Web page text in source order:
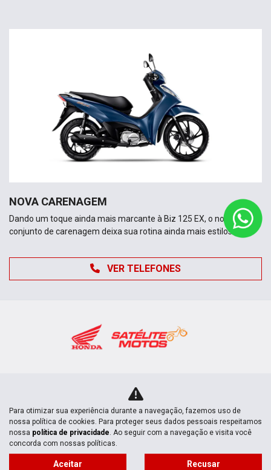
NOVA CARENAGEM
Dando um toque ainda mais marcante à Biz 125 EX, o novo
conjunto de carenagem deixa sua rotina ainda mais estilosa.
VER TELEFONES
Mapa do site
Política de privacidade
Para otimizar sua experiência durante a navegação, fazemos uso de
nossa política de cookies. Para proteger seus dados pessoais respeitamos
nossa política de privacidade. Ao seguir com a navegação e visita você
concorda com nossas políticas.
Aceitar Recusar